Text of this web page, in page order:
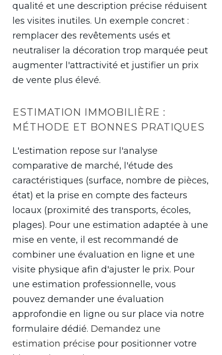
qualité et une description précise réduisent
les visites inutiles. Un exemple concret :
remplacer des revêtements usés et
neutraliser la décoration trop marquée peut
augmenter l'attractivité et justifier un prix
de vente plus élevé.
ESTIMATION IMMOBILIÈRE :
MÉTHODE ET BONNES PRATIQUES
L'estimation repose sur l'analyse
comparative de marché, l'étude des
caractéristiques (surface, nombre de pièces,
état) et la prise en compte des facteurs
locaux (proximité des transports, écoles,
plages). Pour une estimation adaptée à une
mise en vente, il est recommandé de
combiner une évaluation en ligne et une
visite physique afin d'ajuster le prix. Pour
une estimation professionnelle, vous
pouvez demander une évaluation
approfondie en ligne ou sur place via notre
formulaire dédié. Demandez une
estimation précise pour positionner votre